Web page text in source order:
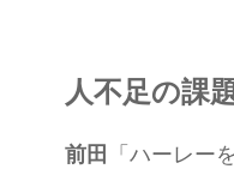
人不足の課
前田
「ハーレー